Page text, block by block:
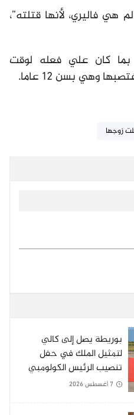
فاليري، لأنها قتلته”،
بما كان علي فعله لوقت
وهي بسن 12 عاما.
زوجها
بوريطة يصل إلى كالي
لتمثيل الملك في حفل
تنصيب الرئيس الكولومبي
الجديد
7 أغسطس 2026